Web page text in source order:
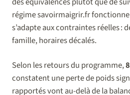
régime savoirmaigrir.fr fonctionne
s’adapte aux contraintes réelles :
famille, horaires décalés.
Selon les retours du programme,
constatent une perte de poids
rapportés vont au-delà de la